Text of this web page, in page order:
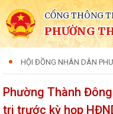
CỔNG THÔNG
PHƯỜNG
HỘI ĐỒNG NHÂN DÂN
Phường Thành
tri trước kỳ họp